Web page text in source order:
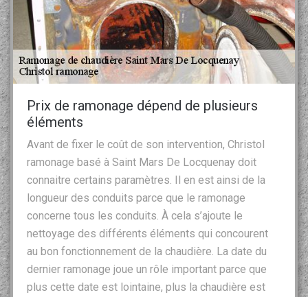
Prix de ramonage dépend de plusieurs
éléments
Avant de fixer le coût de son intervention, Christol
ramonage basé à Saint Mars De Locquenay doit
connaitre certains paramètres. Il en est ainsi de la
longueur des conduits parce que le ramonage
concerne tous les conduits. À cela s’ajoute le
nettoyage des différents éléments qui concourent
au bon fonctionnement de la chaudière. La date du
dernier ramonage joue un rôle important parce que
plus cette date est lointaine, plus la chaudière est